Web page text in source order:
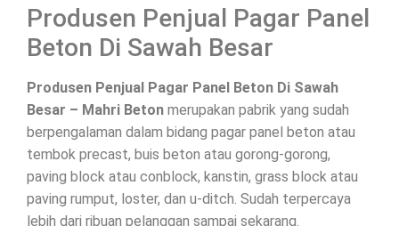
Produsen Penjual Pagar Panel
Beton Di Sawah Besar
Produsen Penjual Pagar Panel Beton Di Sawah
Besar – Mahri Beton merupakan pabrik yang sudah
berpengalaman dalam bidang pagar panel beton atau
tembok precast, buis beton atau gorong-gorong,
paving block atau conblock, kanstin, grass block atau
paving rumput, loster, dan u-ditch. Sudah terpercaya
lebih dari ribuan pelanggan sampai sekarang.